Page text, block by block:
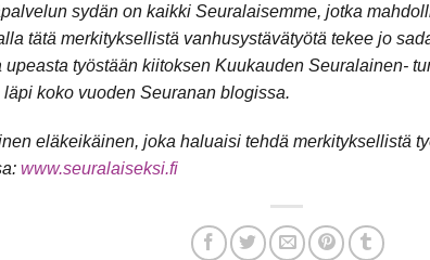
sydän on kaikki Seuralaisemme, jotka
tätä merkityksellistä vanhusystävätyötä tekee jo
työstään kiitoksen Kuukauden Seuralainen-
koko vuoden Seuranan blogissa.
eläkeikäinen, joka haluaisi tehdä merkityksellistä
www.seuralaiseksi.fi